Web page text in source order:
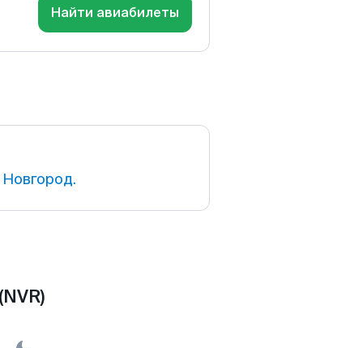
Найти авиабилеты